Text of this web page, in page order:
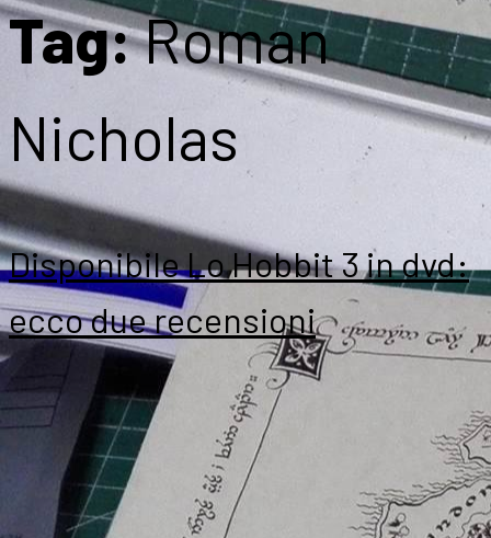
Tag:Roman
Nicholas
Disponibile Lo Hobbit 3 in dvd:
ecco due recensioni